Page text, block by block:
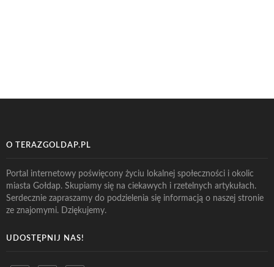
O TERAZGOLDAP.PL
Portal internetowy poświęcony życiu lokalnej społeczności i okolic
miasta Gołdap. Skupiamy się na ciekawych i rzetelnych artykułach.
Serdecznie zapraszamy do podzielenia się informacją o naszej stronie
ze znajomymi. Dziękujemy.
UDOSTĘPNIJ NAS!